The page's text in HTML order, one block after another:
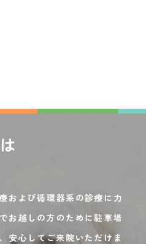
および循環器系の診療に力
お越しの方のために駐車場
安心してご来院いただけま